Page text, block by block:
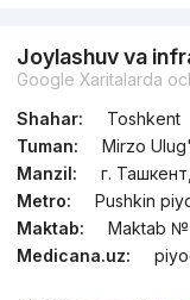
Joylashuv va
Google Xaritalarda
Shahar:
Toshkent
Tuman:
Mirzo
Manzil:
г.
Metro:
Pushkin
Maktab:
Maktab №
Medicana.uz: